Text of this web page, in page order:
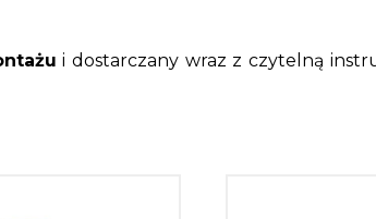
i dostarczany wraz z czytelną